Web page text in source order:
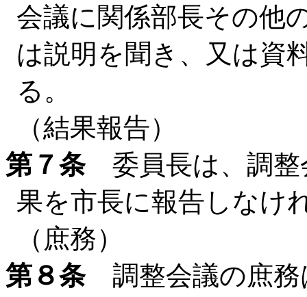
会議に関係部長その他
は説明を聞き、又は資
る。
（結果報告）
第７条委員長は、調整
果を市長に報告しなけ
（庶務）
第８条調整会議の庶務